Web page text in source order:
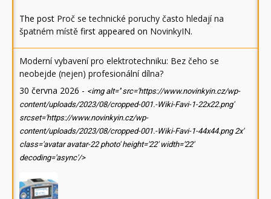
The post Proč se technické poruchy často hledají na
špatném místě first appeared on NovinkyIN.
Moderní vybavení pro elektrotechniku: Bez čeho se
neobejde (nejen) profesionální dílna?
30 června 2026 - <img alt='' src='https://www.novinkyin.cz/wp-
content/uploads/2023/08/cropped-001.-Wiki-Favi-1-22x22.png'
srcset='https://www.novinkyin.cz/wp-
content/uploads/2023/08/cropped-001.-Wiki-Favi-1-44x44.png 2x'
class='avatar avatar-22 photo' height='22' width='22'
decoding='async'/>